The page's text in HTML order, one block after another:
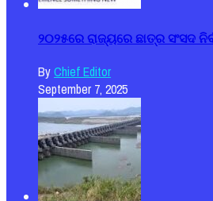
୨୦୨୫ରେ ରାଜ୍ୟରେ ଛାତ୍ର ସଂସଦ
ByChief Editor
September 7, 2025